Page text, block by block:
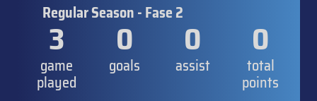
Regular Season - Fase 2
3
game
played
0
goals
0
assist
0
total
points